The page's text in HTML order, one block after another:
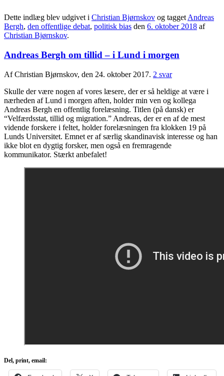
Dette indlæg blev udgivet i Christian Bjørnskov og tagget Andreas
Bergh, den offentlige debat, politisk bias den 6. oktober 2018 af
Christian Bjørnskov.
Andreas Bergh om tillid – i Lund i morgen
Af Christian Bjørnskov, den 24. oktober 2017. 2 svar
Skulle der være nogen af vores læsere, der er så heldige at være i
nærheden af Lund i morgen aften, holder min ven og kollega
Andreas Bergh en offentlig forelæsning. Titlen (på dansk) er
“Velfærdsstat, tillid og migration.” Andreas, der er en af de mest
vidende forskere i feltet, holder forelæsningen fra klokken 19 på
Lunds Universitet. Emnet er af særlig skandinavisk interesse og han
ikke blot en dygtig forsker, men også en fremragende
kommunikator. Stærkt anbefalet!
Del, print, email: